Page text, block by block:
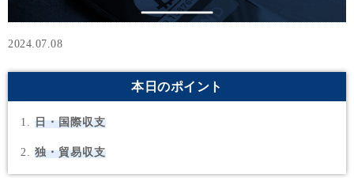
2024.07.08
本日のポイント
日・国際収支
独・貿易収支